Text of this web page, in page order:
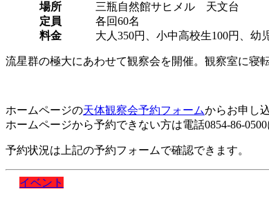
場所
三瓶自然館サヒメル 天文台
定員
各回60名
料金
大人350円、小中高校生100円、幼
流星群の極大にあわせて観察会を開催。観察室に寝
ホームページの天体観察会予約フォームからお申し
ホームページから予約できない方は電話0854-86-
予約状況は上記の予約フォームで確認できます。
イベント